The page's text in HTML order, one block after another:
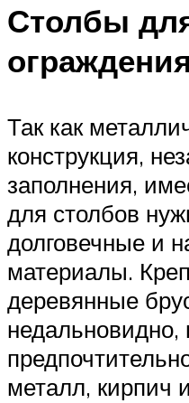
Столбы
ограждения
Так как
конструкция,
заполнения,
для столбов
долговечные и
материалы.
деревянные
недальновидно,
металл, кирпич